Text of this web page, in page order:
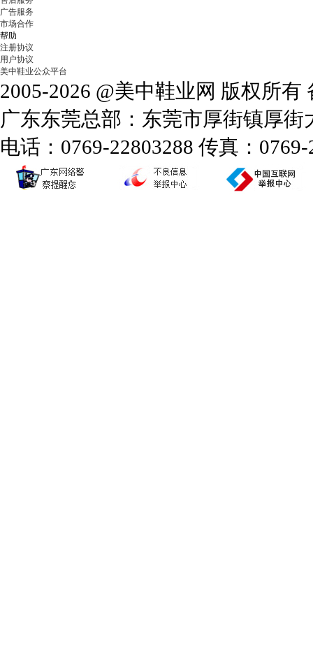
广告服务
市场合作
帮助
注册协议
用户协议
美中鞋业公众平台
2005-2026 @美中鞋业网 版权所有
广东东莞总部：东莞市厚街镇厚
电话：0769-22803288 传真：0769-